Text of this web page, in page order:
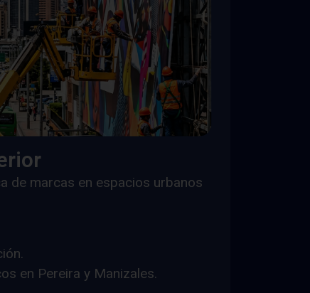
de marcas en espacios urbanos
en Pereira y Manizales.